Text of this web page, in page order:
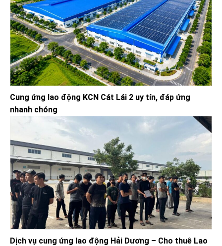
Cung ứng lao động KCN Cát Lái 2 uy tín, đáp ứng
nhanh chóng
Dịch vụ cung ứng lao động Hải Dương – Cho thuê Lao